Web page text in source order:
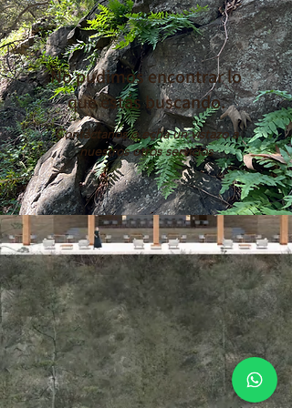
No pudimos encontrar lo
que estás buscando.
Contáctanos o echa un vistazo a
nuestros otros servicios